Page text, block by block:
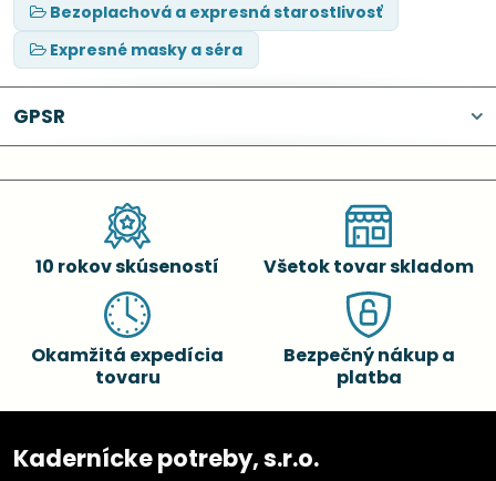
Bezoplachová a expresná starostlivosť
Expresné masky a séra
GPSR
10 rokov skúseností Všetok tovar skladom
Okamžitá expedícia
tovaru
Bezpečný nákup a
platba
Kadernícke potreby, s.r.o.